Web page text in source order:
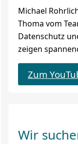
Michael
Thoma vom
Datenschutz
zeigen
Zum
Wir